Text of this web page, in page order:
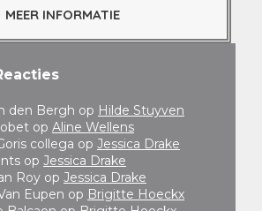
MEER INFORMATIE
den Bergh op Hilde Stuyven
op Aline Wellens
collega op Jessica Drake
op Jessica Drake
Roy op Jessica Drake
Eupen op Brigitte Hoeckx